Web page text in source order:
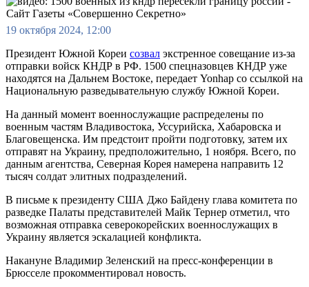
19 октября 2024, 12:00
Президент Южной Кореи созвал экстренное совещание из-за
отправки войск КНДР в РФ. 1500 спецназовцев КНДР уже
находятся на Дальнем Востоке, передает Yonhap со ссылкой на
Национальную разведывательную службу Южной Кореи.
На данный момент военнослужащие распределены по
военным частям Владивостока, Уссурийска, Хабаровска и
Благовещенска. Им предстоит пройти подготовку, затем их
отправят на Украину, предположительно, 1 ноября. Всего, по
данным агентства, Северная Корея намерена направить 12
тысяч солдат элитных подразделений.
В письме к президенту США Джо Байдену глава комитета по
разведке Палаты представителей Майк Тернер отметил, что
возможная отправка северокорейских военнослужащих в
Украину является эскалацией конфликта.
Накануне Владимир Зеленский на пресс-конференции в
Брюсселе прокомментировал новость.